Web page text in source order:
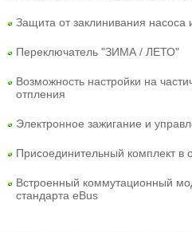
Защита от заклинивания насоса
Переключатель "ЗИМА / ЛЕТО"
Возможность настройки на
отпления
Электронное зажигание и
Присоединительный комплект в
Встроенный коммутационный
стандарта eBus